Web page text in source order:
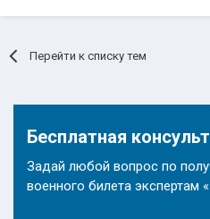
Перейти к списку тем
Бесплатная
Задай любой вопрос по
военного билета экспертам